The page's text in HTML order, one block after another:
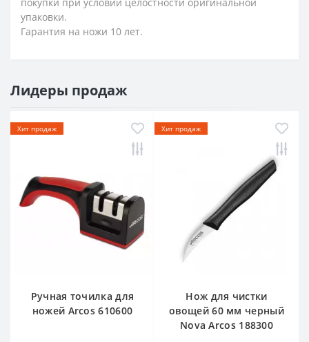
упаковки.
Гарантия на ножи 10 лет.
Лидеры продаж
Хит продаж
Ручная точилка для
ножей Arcos 610600
Хит продаж
Нож для чистки
овощей 60 мм черный
Nova Arcos 188300